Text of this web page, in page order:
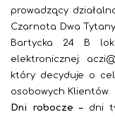
prowadzący
Czarnota Dwa Tytany
Bartycka 24 B
elektronicznej:
który decyduje o
osobowych Klientów.
Dni robocze – dni